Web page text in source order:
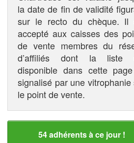
la date de fin de validité
sur le recto du chèque. Il
accepté aux caisses des
de vente membres du
d’affiliés dont la liste
disponible dans cette
signalisé par une vitrophanie
le point de vente.
54 adhérents à ce jour !